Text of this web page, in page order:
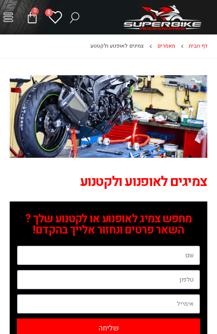
0
0
דף הבית מאמרים צמיגים לאופנוע ולקטנוע
צמיגים לאופנוע ולקטנוע
מחפש צמיג לאופנוע או לקטנוע שלך ?
השאר פרטים ונחזור אלייך בהקדם!
שליחה